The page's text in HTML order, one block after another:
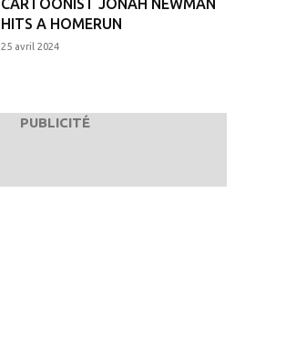
CARTOONIST JONAH NEWMAN
HITS A HOMERUN
25 avril 2024
PUBLICITÉ